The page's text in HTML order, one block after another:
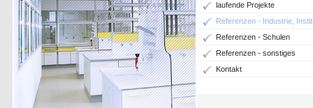
laufende Projekte
Referenzen - Industrie,
Referenzen - Schulen
Referenzen - sonstiges
Kontakt